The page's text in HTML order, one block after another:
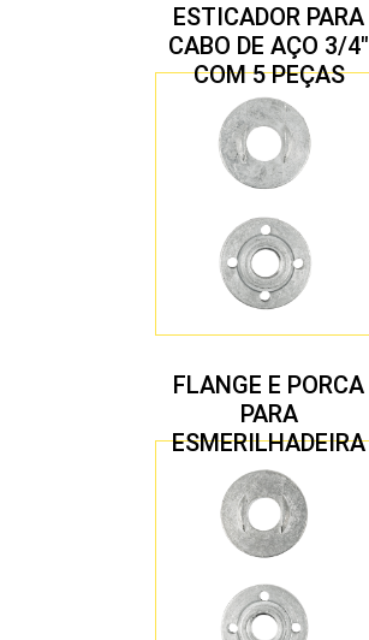
ESTICADOR PARA
CABO DE AÇO 3/4″
COM 5 PEÇAS
FLANGE E PORCA
PARA
ESMERILHADEIRA
4.1/2″ 22,23 MM